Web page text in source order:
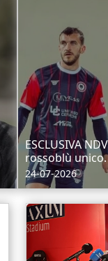
ESCLUSIVA
rossoblù
24-07-2026